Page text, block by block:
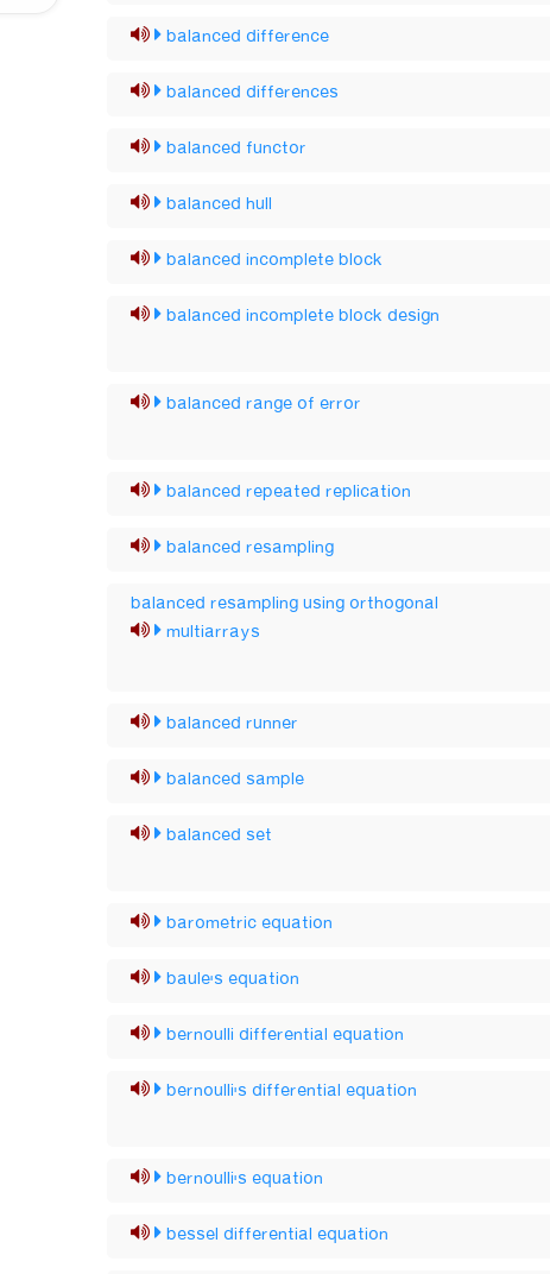
balanced difference
balanced differences
balanced functor
balanced hull
balanced incomplete block
balanced incomplete block design
balanced range of error
balanced repeated replication
balanced resampling
balanced resampling using orthogonal
multiarrays
balanced runner
balanced sample
balanced set
barometric equation
baule's equation
bernoulli differential equation
bernoulli's differential equation
bernoulli's equation
bessel differential equation